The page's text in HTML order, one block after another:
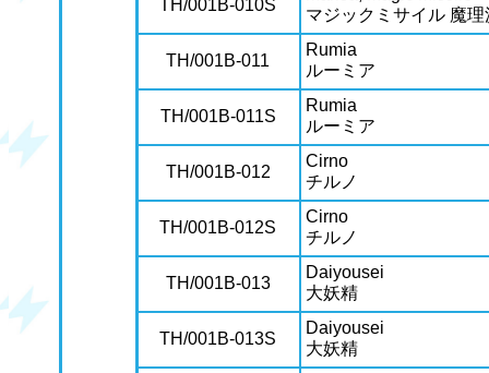
TH/001B-010S
マジックミサイル 魔理
TH/001B-011
Rumia
ルーミア
TH/001B-011S
Rumia
ルーミア
TH/001B-012
Cirno
チルノ
TH/001B-012S
Cirno
チルノ
TH/001B-013
Daiyousei
大妖精
TH/001B-013S
Daiyousei
大妖精